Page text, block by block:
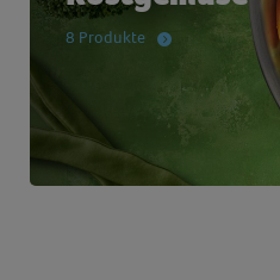
8 Produkte